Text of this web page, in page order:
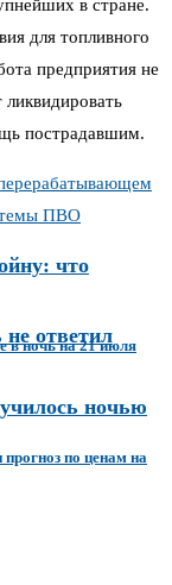
в стране.
для топливного
предприятия не
пострадавшим.
ПВО
что
ответил
ночью
в ночь на 21 июля
по ценам на